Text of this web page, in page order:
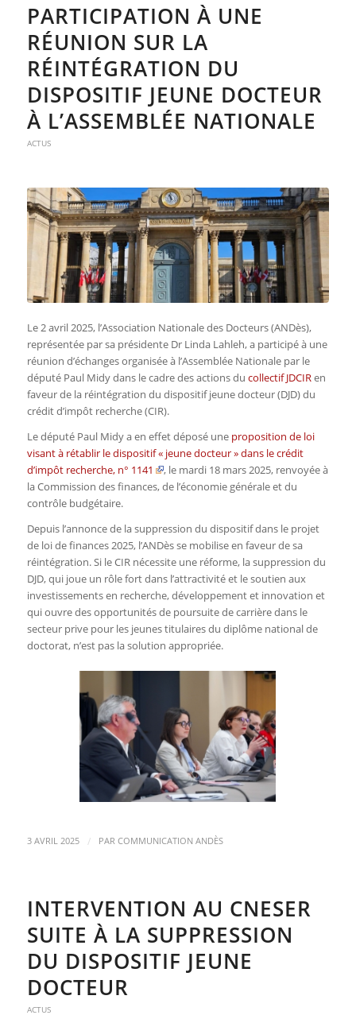
PARTICIPATION À UNE
RÉUNION SUR LA
RÉINTÉGRATION DU
DISPOSITIF JEUNE DOCTEUR
À L’ASSEMBLÉE NATIONALE
ACTUS
Le 2 avril 2025, l’Association Nationale des Docteurs (ANDès),
représentée par sa présidente Dr Linda Lahleh, a participé à une
réunion d’échanges organisée à l’Assemblée Nationale par le
député Paul Midy dans le cadre des actions du collectif JDCIRen
faveur de la réintégration du dispositif jeune docteur (DJD) du
crédit d’impôt recherche (CIR).
Le député Paul Midy a en effet déposé une proposition de loi
visant à rétablir le dispositif « jeune docteur » dans le crédit
d’impôt recherche, n° 1141
, le mardi 18 mars 2025, renvoyée à
la Commission des finances, de l’économie générale et du
contrôle budgétaire.
Depuis l’annonce de la suppression du dispositif dans le projet
de loi de finances 2025, l’ANDès se mobilise en faveur de sa
réintégration.Si le CIR nécessite une réforme, la suppression du
DJD, qui joue un rôle fort dans l’attractivité et le soutien aux
investissements en recherche, développement et innovation et
qui ouvre des opportunités de poursuite de carrière dans le
secteur prive pour les jeunes titulaires du diplôme national de
doctorat, n’est pas la solution appropriée.
3 AVRIL 2025 / PAR COMMUNICATION ANDÈS
INTERVENTION AU CNESER
SUITE À LA SUPPRESSION
DU DISPOSITIF JEUNE
DOCTEUR
ACTUS